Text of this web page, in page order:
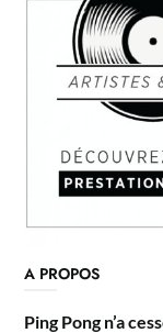
A PROPOS
Ping Pong n’a